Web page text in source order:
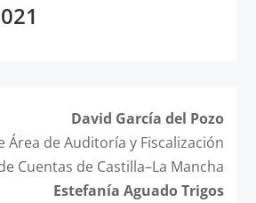
David García del Pozo
Área de Auditoría y Fiscalización
Cuentas de Castilla–La Mancha
Estefanía Aguado Trigos